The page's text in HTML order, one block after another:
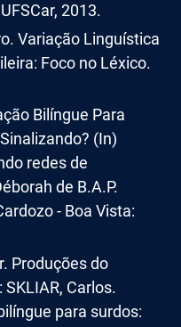
2013.
Variação Linguística
Foco no Léxico.
Bilíngue Para
(In)
redes de
de B.A.P.
- Boa Vista:
Produções do
Carlos.
para surdos: